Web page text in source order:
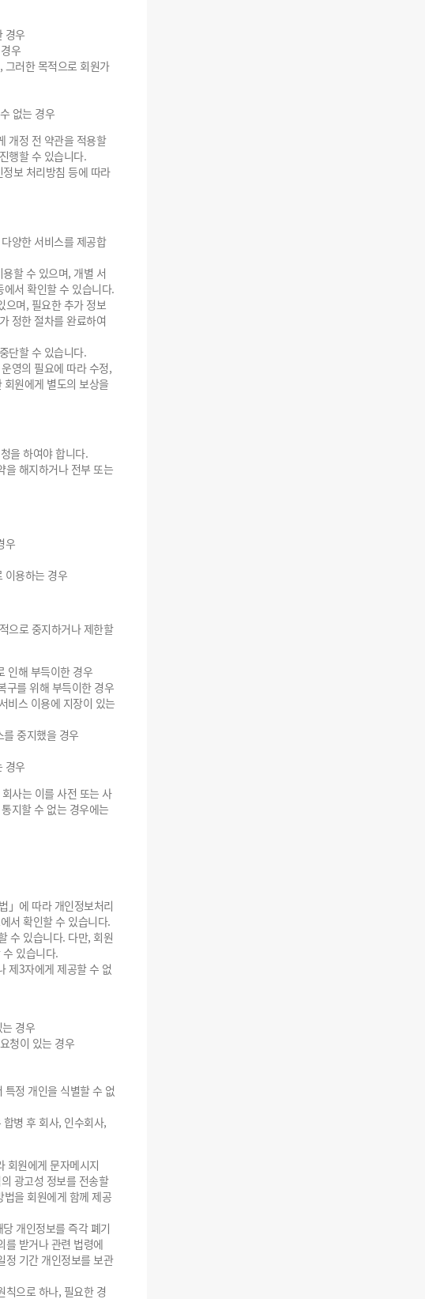
경우
우
그러한 목적으로 회원가
없는 경우
개정 전 약관을 적용할
행할 수 있습니다.
보 처리방침 등에 따라
양한 서비스를 제공합
할 수 있으며, 개별 서
서 확인할 수 있습니다.
으며, 필요한 추가 정보
정한 절차를 완료하여
단할 수 있습니다.
영의 필요에 따라 수정,
원에게 별도의 보상을
을 하여야 합니다.
을 해지하거나 전부 또는
우
이용하는 경우
으로 중지하거나 제한할
인해 부득이한 경우
구를 위해 부득이한 경우
비스 이용에 지장이 있는
중지했을 경우
경우
사는 이를 사전 또는 사
지할 수 없는 경우에는
」에 따라 개인정보처리
서 확인할 수 있습니다.
수 있습니다. 다만, 회원
있습니다.
제3자에게 제공할 수 없
경우
청이 있는 경우
정 개인을 식별할 수 없
병 후 회사, 인수회사,
회원에게 문자메시지
광고성 정보를 전송할
을 회원에게 함께 제공
개인정보를 즉각 폐기
를 받거나 관련 법령에
정 기간 개인정보를 보관
칙으로 하나, 필요한 경